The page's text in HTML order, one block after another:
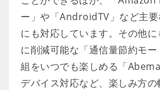
ー」や「AndroidTV」など主
にも対応しています。その他
に削減可能な「通信量節約モ
組をいつでも楽しめる「
デバイス対応など、楽しみ方